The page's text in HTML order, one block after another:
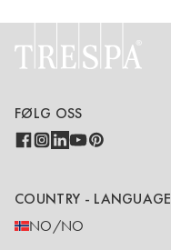
FØLG OSS
COUNTRY - LANGUAGE
NO/NO